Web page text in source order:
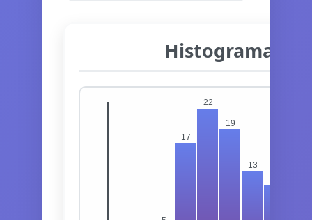
Histograma